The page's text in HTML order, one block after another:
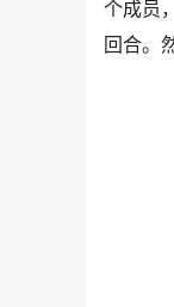
个成员
回合。